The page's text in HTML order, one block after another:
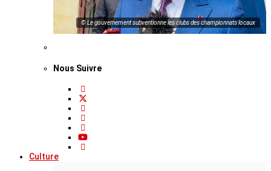
© Le gouvernement subventionne les clubs des championnats locaux
Nous Suivre
Culture